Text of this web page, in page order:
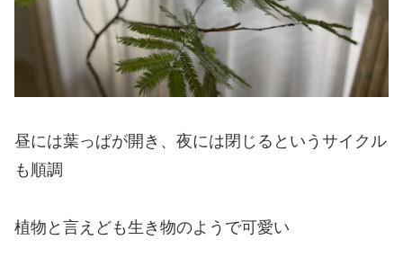
昼には葉っぱが開き、夜には閉じるというサイクル
も順調
植物と言えども生き物のようで可愛い